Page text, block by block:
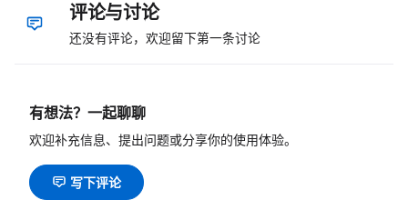
评论与讨论
还没有评论，欢迎留下第一条讨论
有想法？一起聊聊
欢迎补充信息、提出问题或分享你的使用体验。
写下评论